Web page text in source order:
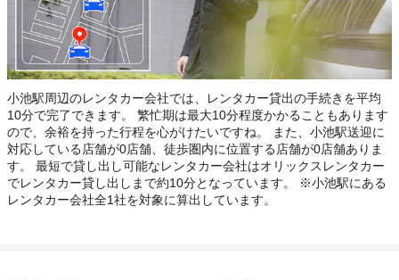
小池駅周辺のレンタカー会社では、レンタカー貸出の手続きを平均
10分で完了できます。 繁忙期は最大10分程度かかることもあります
ので、余裕を持った行程を心がけたいですね。 また、小池駅送迎に
対応している店舗が0店舗、徒歩圏内に位置する店舗が0店舗ありま
す。 最短で貸し出し可能なレンタカー会社はオリックスレンタカー
でレンタカー貸し出しまで約10分となっています。 ※小池駅にある
レンタカー会社全1社を対象に算出しています。